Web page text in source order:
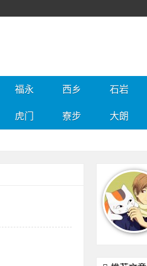
福永 西乡 石岩
虎门 寮步 大朗